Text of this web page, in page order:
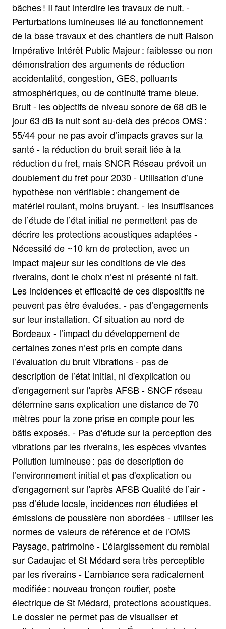
bâches ! Il faut interdire les travaux de nuit. -
Perturbations lumineuses lié au fonctionnement
de la base travaux et des chantiers de nuit Raison
Impérative Intérêt Public Majeur : faiblesse ou non
démonstration des arguments de réduction
accidentalité, congestion, GES, polluants
atmosphériques, ou de continuité trame bleue.
Bruit - les objectifs de niveau sonore de 68 dB le
jour 63 dB la nuit sont au-delà des précos OMS :
55/44 pour ne pas avoir d’impacts graves sur la
santé - la réduction du bruit serait liée à la
réduction du fret, mais SNCR Réseau prévoit un
doublement du fret pour 2030 - Utilisation d’une
hypothèse non vérifiable : changement de
matériel roulant, moins bruyant. - les insuffisances
de l’étude de l’état initial ne permettent pas de
décrire les protections acoustiques adaptées -
Nécessité de ~10 km de protection, avec un
impact majeur sur les conditions de vie des
riverains, dont le choix n’est ni présenté ni fait.
Les incidences et efficacité de ces dispositifs ne
peuvent pas être évaluées. - pas d’engagements
sur leur installation. Cf situation au nord de
Bordeaux - l’impact du développement de
certaines zones n’est pris en compte dans
l’évaluation du bruit Vibrations - pas de
description de l’état initial, ni d'explication ou
d'engagement sur l'après AFSB - SNCF réseau
détermine sans explication une distance de 70
mètres pour la zone prise en compte pour les
bâtis exposés. - Pas d'étude sur la perception des
vibrations par les riverains, les espèces vivantes
Pollution lumineuse : pas de description de
l’environnement initial et pas d'explication ou
d'engagement sur l'après AFSB Qualité de l’air -
pas d’étude locale, incidences non étudiées et
émissions de poussière non abordées - utiliser les
normes de valeurs de référence et de l’OMS
Paysage, patrimoine - L’élargissement du remblai
sur Cadaujac et St Médard sera très perceptible
par les riverains - L’ambiance sera radicalement
modifiée : nouveau tronçon routier, poste
électrique de St Médard, protections acoustiques.
Le dossier ne permet pas de visualiser et